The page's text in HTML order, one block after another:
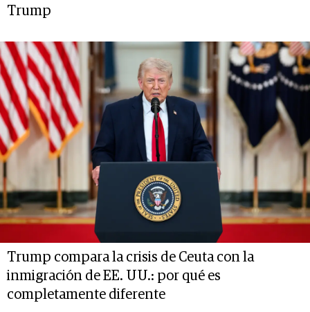
Trump
Trump compara la crisis de Ceuta con la
inmigración de EE. UU.: por qué es
completamente diferente